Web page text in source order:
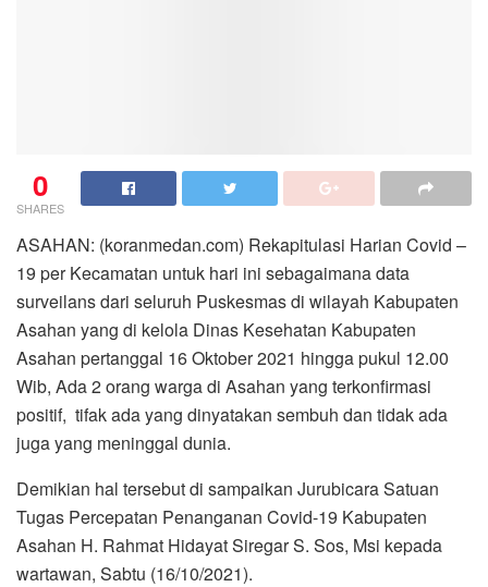
0
SHARES
ASAHAN: (koranmedan.com) Rekapitulasi Harian Covid –
19 per Kecamatan untuk hari ini sebagaimana data
surveilans dari seluruh Puskesmas di wilayah Kabupaten
Asahan yang di kelola Dinas Kesehatan Kabupaten
Asahan pertanggal 16 Oktober 2021 hingga pukul 12.00
Wib, Ada 2 orang warga di Asahan yang terkonfirmasi
positif, tifak ada yang dinyatakan sembuh dan tidak ada
juga yang meninggal dunia.
Demikian hal tersebut di sampaikan Jurubicara Satuan
Tugas Percepatan Penanganan Covid-19 Kabupaten
Asahan H. Rahmat Hidayat Siregar S. Sos, Msi kepada
wartawan, Sabtu (16/10/2021).